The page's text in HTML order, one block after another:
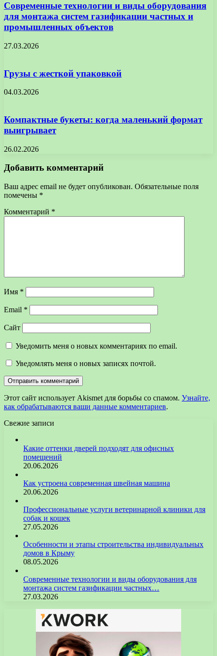
Современные технологии и виды оборудования
для монтажа систем газификации частных и
промышленных объектов
27.03.2026
Грузы с жесткой упаковкой
04.03.2026
Компактные букеты: когда маленький формат
выигрывает
26.02.2026
Добавить комментарий
Ваш адрес email не будет опубликован. Обязательные поля
помечены *
Комментарий *
Имя *
Email *
Сайт
Уведомить меня о новых комментариях по email.
Уведомлять меня о новых записях почтой.
Этот сайт использует Akismet для борьбы со спамом. Узнайте,
как обрабатываются ваши данные комментариев.
Свежие записи
Какие оттенки дверей подходят для офисных
помещений
20.06.2026
Как устроена современная швейная машина
20.06.2026
Профессиональные услуги ветеринарной клиники для
собак и кошек
27.05.2026
Особенности и этапы строительства индивидуальных
домов в Крыму
08.05.2026
Современные технологии и виды оборудования для
монтажа систем газификации частных…
27.03.2026